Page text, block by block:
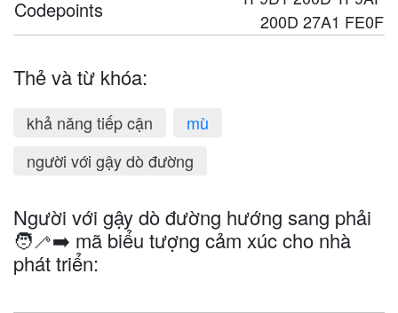
Codepoints
200D 27A1 FE0F
Thẻ và từ khóa:
khả năng tiếp cận
mù
người với gậy dò đường
Người với gậy dò đường hướng sang phải
🧑‍🦯‍➡️ mã biểu tượng cảm xúc cho nhà
phát triển: